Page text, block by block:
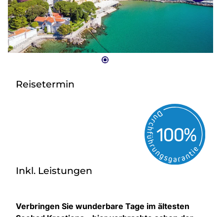
Reisetermin
Inkl. Leistungen
Verbringen Sie wunderbare Tage im ältesten